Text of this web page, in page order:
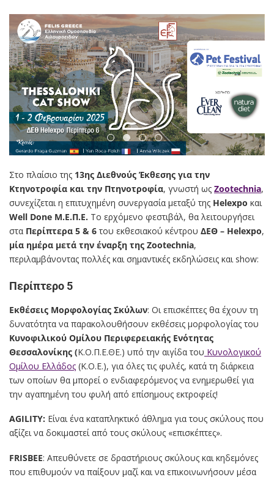
Στο πλαίσιο της 13ης Διεθνούς Έκθεσης για την
Κτηνοτροφία και την Πτηνοτροφία, γνωστή ως Zootechnia,
συνεχίζεται η επιτυχημένη συνεργασία μεταξύ της Helexpo και
Well Done Μ.Ε.Π.Ε. Το ερχόμενο φεστιβάλ, θα λειτουργήσει
στα Περίπτερα 5 & 6 του εκθεσιακού κέντρου ΔΕΘ – Helexpo,
μία ημέρα μετά την έναρξη της Zootechnia,
περιλαμβάνοντας πολλές και σημαντικές εκδηλώσεις και show:
Περίπτερο 5
Εκθέσεις Μορφολογίας Σκύλων: Οι επισκέπτες θα έχουν τη
δυνατότητα να παρακολουθήσουν εκθέσεις μορφολογίας του
Κυνοφιλικού Ομίλου Περιφερειακής Ενότητας
Θεσσαλονίκης (Κ.Ο.Π.Ε.ΘΕ.) υπό την αιγίδα του Κυνολογικού
Ομίλου Ελλάδος (Κ.Ο.Ε.), για όλες τις φυλές, κατά τη διάρκεια
των οποίων θα μπορεί ο ενδιαφερόμενος να ενημερωθεί για
την αγαπημένη του φυλή από επίσημους εκτροφείς!
AGILITY: Είναι ένα καταπληκτικό άθλημα για τους σκύλους που
αξίζει να δοκιμαστεί από τους σκύλους «επισκέπτες».
FRISBEE: Απευθύνετε σε δραστήριους σκύλους και κηδεμόνες
που επιθυμούν να παίξουν μαζί και να επικοινωνήσουν μέσα